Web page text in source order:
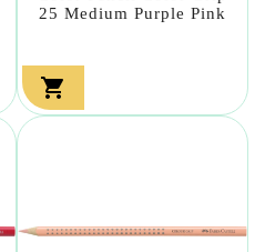
25 Medium Purple Pink
